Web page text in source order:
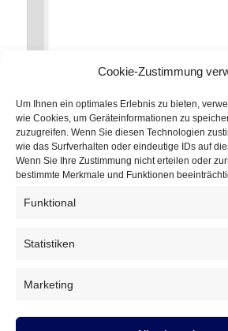
Cookie-Zustimmung
Um Ihnen ein optimales Erlebnis zu bieten,
wie Cookies, um Geräteinformationen zu
zuzugreifen. Wenn Sie diesen Technologien
wie das Surfverhalten oder eindeutige IDs auf
Wenn Sie Ihre Zustimmung nicht erteilen oder
bestimmte Merkmale und Funktionen
Funktional
Statistiken
Marketing
Name *
Website